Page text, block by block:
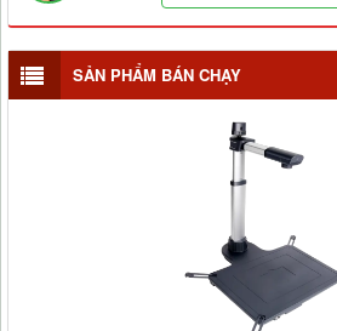
SẢN PHẨM BÁN CHẠY